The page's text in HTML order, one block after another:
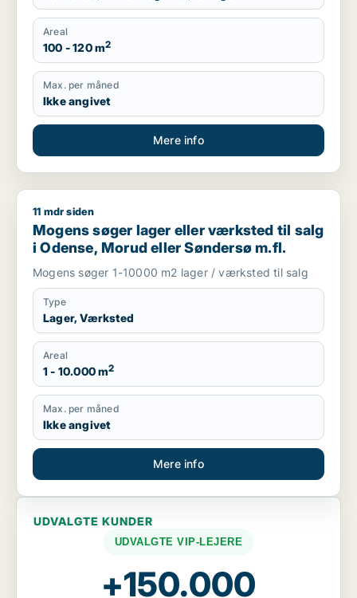
Areal
100 - 120 m2
Max. per måned
Ikke angivet
Mere info
Mogens søger lager eller værksted til salg i Odense, Morud
11 mdr siden
Mogens søger lager eller værksted til salg
i Odense, Morud eller Søndersø m.fl.
Mogens søger 1-10000 m2 lager / værksted til salg
Type
Lager, Værksted
Areal
1 - 10.000 m2
Max. per måned
Ikke angivet
Mere info
UDVALGTE KUNDER
UDVALGTE VIP-LEJERE
+150.000